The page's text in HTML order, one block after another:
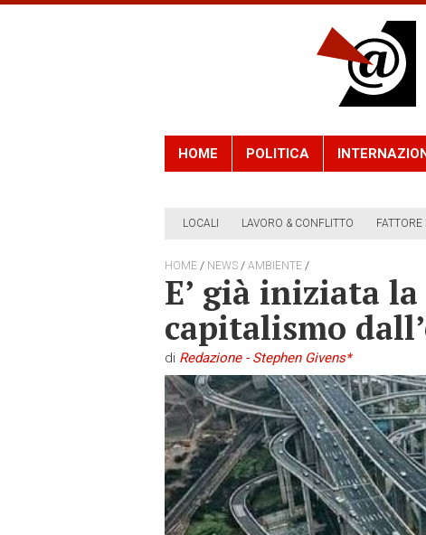
HOME POLITICA
LOCALI LAVORO & CONFLITTO FATTORE
HOME / NEWS / AMBIENTE /
E’ già iniziata
capitalismo
di Redazione - Stephen Givens*